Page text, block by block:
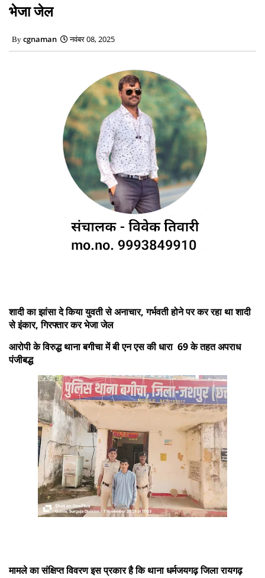
भेजा जेल
cgnaman नवंबर 08, 2025
शादी का झांसा दे किया युवती से अनाचार, गर्भवती होने पर कर रहा था शादी
से इंकार, गिरफ्तार कर भेजा जेल
आरोपी के विरुद्ध थाना बगीचा में बी एन एस की धारा 69 के तहत अपराध
पंजीबद्ध
मामले का संक्षिप्त विवरण इस प्रकार है कि थाना धर्मजयगढ़ जिला रायगढ़